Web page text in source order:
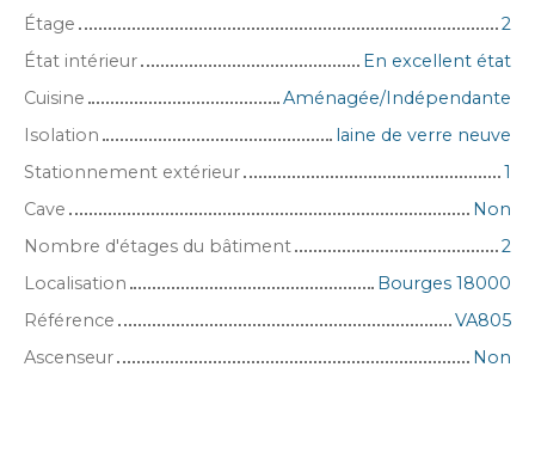
Étage
2
État intérieur
En excellent état
Cuisine
Aménagée/Indépendante
Isolation
laine de verre neuve
Stationnement extérieur
1
Cave
Non
Nombre d'étages du bâtiment
2
Localisation
Bourges 18000
Référence
VA805
Ascenseur
Non